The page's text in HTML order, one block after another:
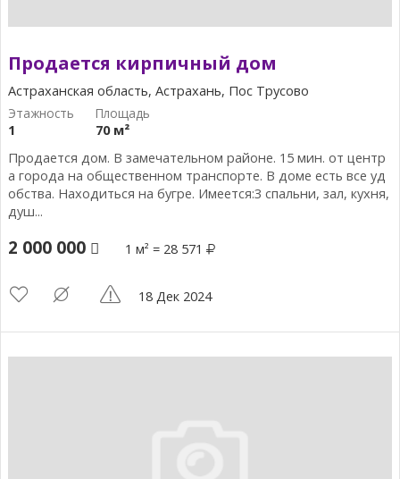
Продается кирпичный дом
Астраханская область, Астрахань, Пос Трусово
1
70 м²
Продается дом. В замечательном районе. 15 мин. от центр
а города на общественном транспорте. В доме есть все уд
обства. Находиться на бугре. Имеется:3 спальни, зал, кухня,
душ...
2 000 000 1 м² = 28 571
18 Дек 2024